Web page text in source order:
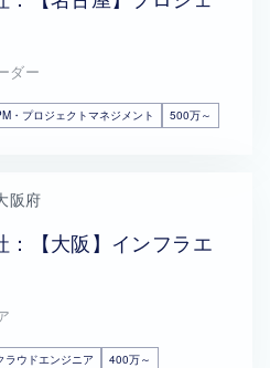
ダー
・プロジェクトマネジメント 500万～
阪府
：【大阪】インフラエ
ラウドエンジニア 400万～